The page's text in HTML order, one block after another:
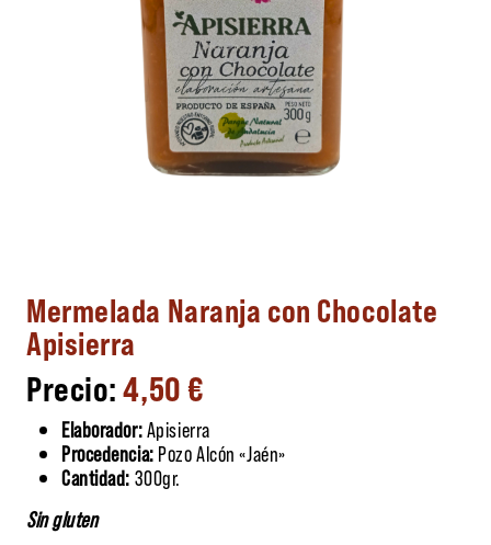
Mermelada Naranja con Chocolate
Apisierra
4,50€
Elaborador:Apisierra
Procedencia: Pozo Alcón «Jaén»
Cantidad: 300gr.
Sin gluten